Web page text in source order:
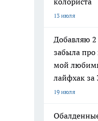
13 июля
Добавляю
забыла про
мой
лайфхак за
19 июля